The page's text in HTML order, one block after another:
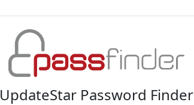
UpdateStar Password Finder